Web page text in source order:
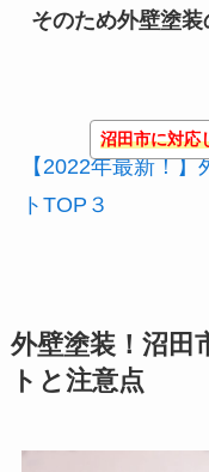
そのため外壁塗
沼田市に対応
【2022年最新！
トTOP３
外壁塗装！沼田
トと注意点